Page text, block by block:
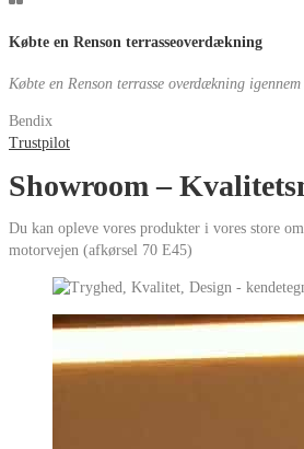
Købte en Renson terrasseoverdækning
Købte en Renson terrasse overdækning
Bendix
Trustpilot
Showroom –
Du kan opleve vores produkter i vores store
motorvejen (afkørsel 70 E45)